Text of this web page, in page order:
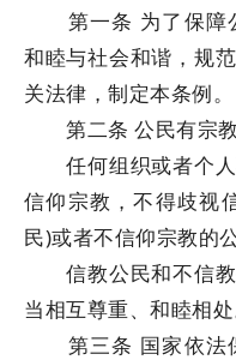
第一条 为了保障
和睦与社会和谐，规
关法律，制定本条例。
第二条 公民有宗教
任何组织或者个人
信仰宗教，不得歧视
民)或者不信仰宗教的
信教公民和不信教
当相互尊重、和睦相处
第三条 国家依法